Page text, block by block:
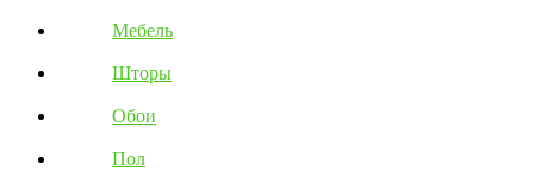
Мебель
Шторы
Обои
Пол